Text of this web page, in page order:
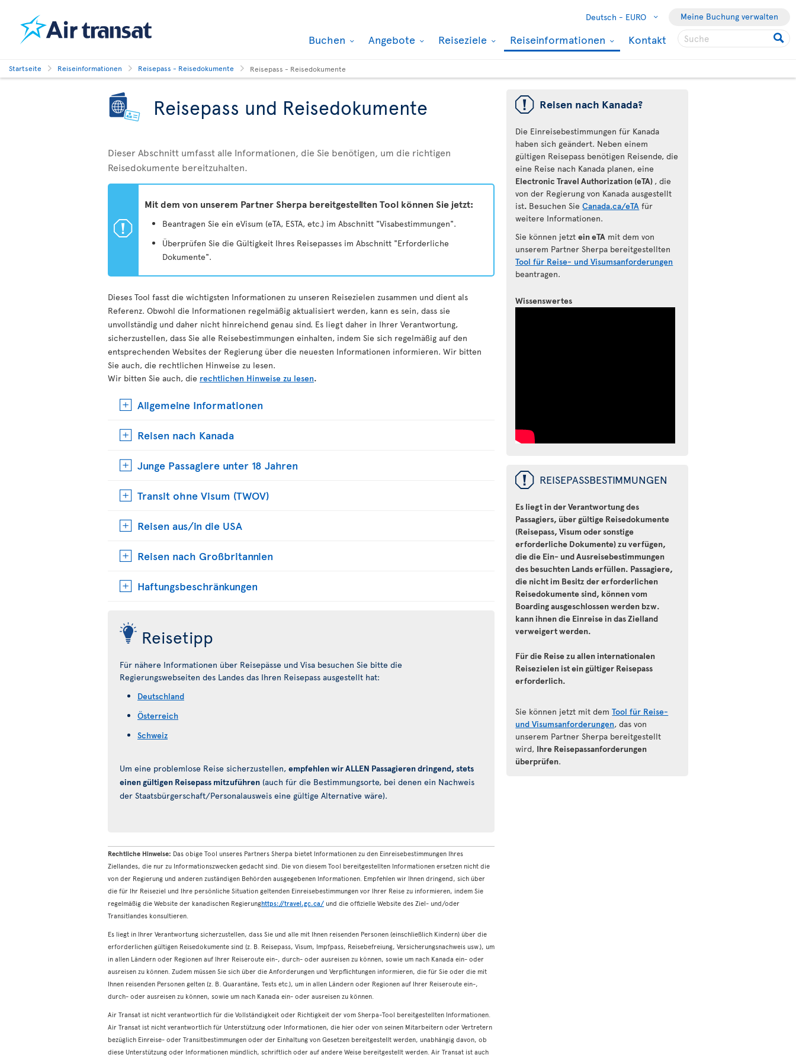
Deutsch - EURO Meine Buchung verwalten
Buchen Angebote Reiseziele Reiseinformationen Kontakt
Startseite Reiseinformationen Reisepass - Reisedokumente Reisepass - Reisedokumente
Reisepass und Reisedokumente
Dieser Abschnitt umfasst alle Informationen, die Sie benötigen, um die richtigen
Reisedokumente bereitzuhalten.
ü
Mit dem von unserem Partner Sherpa bereitgestellten Tool können Sie jetzt:
Beantragen Sie ein eVisum (eTA, ESTA, etc.) im Abschnitt "Visabestimmungen".
Überprüfen Sie die Gültigkeit Ihres Reisepasses im Abschnitt "Erforderliche
Dokumente".
Dieses Tool fasst die wichtigsten Informationen zu unseren Reisezielen zusammen und dient als
Referenz. Obwohl die Informationen regelmäßig aktualisiert werden, kann es sein, dass sie
unvollständig und daher nicht hinreichend genau sind. Es liegt daher in Ihrer Verantwortung,
sicherzustellen, dass Sie alle Reisebestimmungen einhalten, indem Sie sich regelmäßig auf den
entsprechenden Websites der Regierung über die neuesten Informationen informieren. Wir bitten
Sie auch, die rechtlichen Hinweise zu lesen.
Wir bitten Sie auch, die rechtlichen Hinweise zu lesen.
Allgemeine Informationen
Reisen nach Kanada
Junge Passagiere unter 18 Jahren
Transit ohne Visum (TWOV)
Reisen aus/in die USA
Reisen nach Großbritannien
Haftungsbeschränkungen
Reisetipp
Für nähere Informationen über Reisepässe und Visa besuchen Sie bitte die
Regierungswebseiten des Landes das Ihren Reisepass ausgestellt hat:
Deutschland
Österreich
Schweiz
Um eine problemlose Reise sicherzustellen, empfehlen wir ALLEN Passagieren dringend, stets
einen gültigen Reisepass mitzuführen (auch für die Bestimmungsorte, bei denen ein Nachweis
der Staatsbürgerschaft/Personalausweis eine gültige Alternative wäre).
Rechtliche Hinweise: Das obige Tool unseres Partners Sherpa bietet Informationen zu den Einreisebestimmungen Ihres
Ziellandes, die nur zu Informationszwecken gedacht sind. Die von diesem Tool bereitgestellten Informationen ersetzen nicht die
von der Regierung und anderen zuständigen Behörden ausgegebenen Informationen. Empfehlen wir Ihnen dringend, sich über
die für Ihr Reiseziel und Ihre persönliche Situation geltenden Einreisebestimmungen vor Ihrer Reise zu informieren, indem Sie
regelmäßig die Website der kanadischen Regierunghttps://travel.gc.ca/ und die offizielle Website des Ziel- und/oder
Transitlandes konsultieren.
Es liegt in Ihrer Verantwortung sicherzustellen, dass Sie und alle mit Ihnen reisenden Personen (einschließlich Kindern) über die
erforderlichen gültigen Reisedokumente sind (z. B. Reisepass, Visum, Impfpass, Reisebefreiung, Versicherungsnachweis usw.), um
in allen Ländern oder Regionen auf Ihrer Reiseroute ein-, durch- oder ausreisen zu können, sowie um nach Kanada ein- oder
ausreisen zu können. Zudem müssen Sie sich über die Anforderungen und Verpflichtungen informieren, die für Sie oder die mit
Ihnen reisenden Personen gelten (z. B. Quarantäne, Tests etc.), um in allen Ländern oder Regionen auf Ihrer Reiseroute ein-,
durch- oder ausreisen zu können, sowie um nach Kanada ein- oder ausreisen zu können.
Air Transat ist nicht verantwortlich für die Vollständigkeit oder Richtigkeit der vom Sherpa-Tool bereitgestellten Informationen.
Air Transat ist nicht verantwortlich für Unterstützung oder Informationen, die hier oder von seinen Mitarbeitern oder Vertretern
bezüglich Einreise- oder Transitbestimmungen oder der Einhaltung von Gesetzen bereitgestellt werden, unabhängig davon, ob
diese Unterstützung oder Informationen mündlich, schriftlich oder auf andere Weise bereitgestellt werden. Air Transat ist auch
ü Reisen nach Kanada?
Die Einreisebestimmungen für Kanada
haben sich geändert. Neben einem
gültigen Reisepass benötigen Reisende, die
eine Reise nach Kanada planen, eine
Electronic Travel Authorization (eTA) , die
von der Regierung von Kanada ausgestellt
ist. Besuchen SieCanada.ca/eTA für
weitere Informationen.
Sie können jetztein eTA mit dem von
unserem Partner Sherpa bereitgestellten
Tool für Reise- und Visumsanforderungen
beantragen.
Wissenswertes
ü REISEPASSBESTIMMUNGEN
Es liegt in der Verantwortung des
Passagiers, über gültige Reisedokumente
(Reisepass, Visum oder sonstige
erforderliche Dokumente) zu verfügen,
die die Ein- und Ausreisebestimmungen
des besuchten Lands erfüllen. Passagiere,
die nicht im Besitz der erforderlichen
Reisedokumente sind, können vom
Boarding ausgeschlossen werden bzw.
kann ihnen die Einreise in das Zielland
verweigert werden.
Für die Reise zu allen internationalen
Reisezielen ist ein gültiger Reisepass
erforderlich.
Sie können jetzt mit demTool für Reise-
und Visumsanforderungen, das von
unserem Partner Sherpa bereitgestellt
wird, Ihre Reisepassanforderungen
überprüfen.